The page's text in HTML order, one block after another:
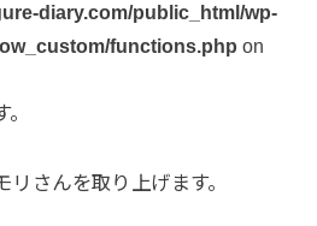
diary.com/public_html/wp-
functions.php on
さんを取り上げます。